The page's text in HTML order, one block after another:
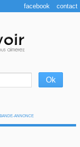
BANDE-ANNONCE
facebook contact